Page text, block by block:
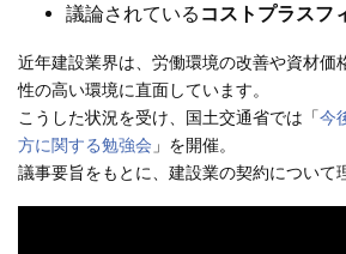
議論されている コストプラスフ
近年建設業界は、労働環境の改善や資材価
性の高い環境に直面しています。
こうした状況を受け、国土交通省では「今
方に関する勉強会 」を開催。
議事要旨をもとに、建設業の契約について